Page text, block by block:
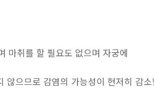
마취를 할 필요도 없으며 자궁에
않으므로 감염의 가능성이 현저히 감